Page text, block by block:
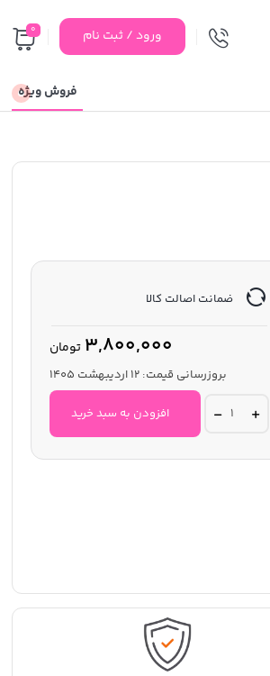
ورود / ثبت نام 0
فروش ویژه
ضمانت اصالت کالا
3,800,000 تومان
بروزرسانی قیمت: 12 اردیبهشت 1405
کلسیم
quantity
افزودن به سبد خرید